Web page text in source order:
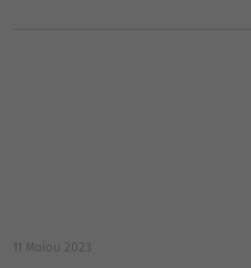
11 Μαΐου 2023